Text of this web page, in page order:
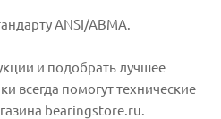
ANSI/ABMA.
и подобрать лучшее
всегда помогут технические
bearingstore.ru.